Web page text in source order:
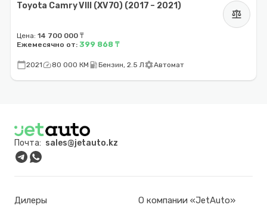
Toyota Camry VIII (XV70) (2017 – 2021)
balance
Цена: 14 700 000 ₸
Ежемесячно от: 399 868 ₸
calendar_today2021speed80 000 КМ local_gas_stationБензин, 2.5 ЛsettingsАвтомат
Почта: sales@jetauto.kz
Дилеры О компании «JetAuto»